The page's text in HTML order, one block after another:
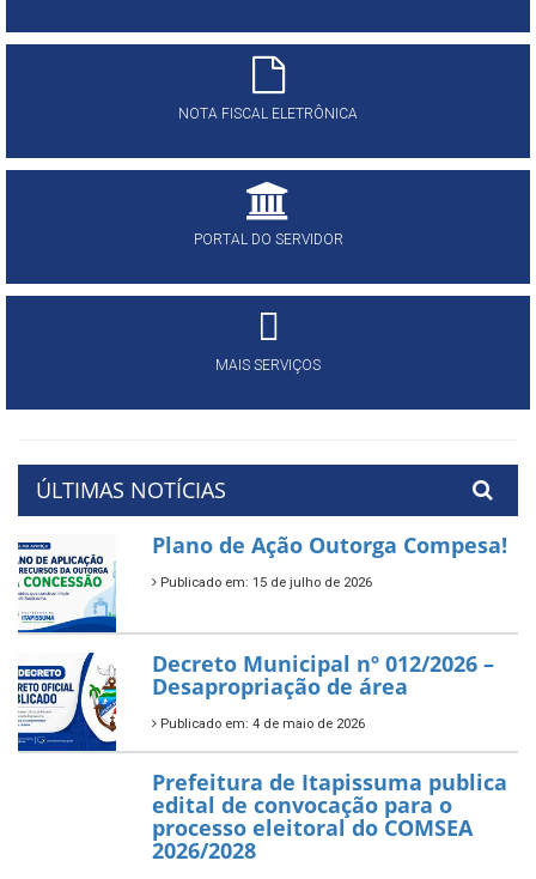
NOTA FISCAL ELETRÔNICA
PORTAL DO SERVIDOR
MAIS SERVIÇOS
ÚLTIMAS NOTÍCIAS
Plano de Ação Outorga Compesa!
Publicado em: 15 de julho de 2026
Decreto Municipal nº 012/2026 –
Desapropriação de área
Publicado em: 4 de maio de 2026
Prefeitura de Itapissuma publica
edital de convocação para o
processo eleitoral do COMSEA
2026/2028